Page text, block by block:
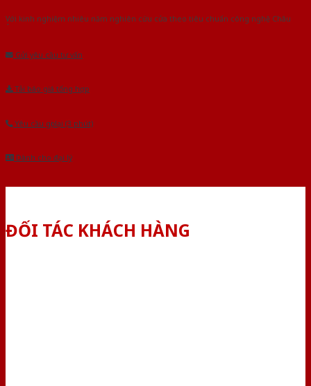
Với kinh nghiệm nhiêu năm nghiên cứu cửa theo tiêu chuẩn công nghệ Châu
Gửi yêu cầu tư vấn
Tải báo giá tổng hợp
Yêu cầu gọi lại (3 phút)
Dành cho đại lý
ĐỐI TÁC KHÁCH HÀNG